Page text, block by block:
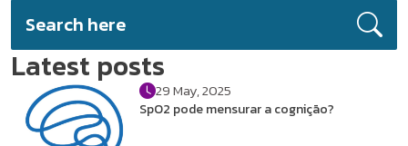
Latest posts
29 May, 2025
SpO2 pode mensurar a cognição?